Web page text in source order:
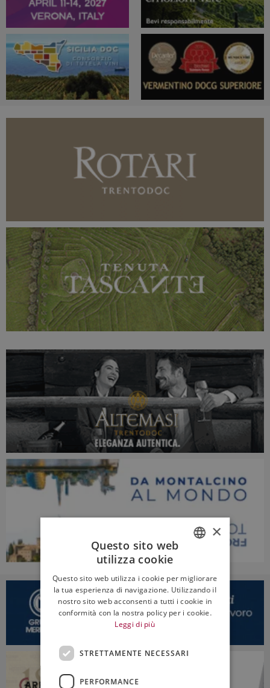
ENGLISH
×
Questo sito web
utilizza cookie
Questo sito web utilizza i cookie per migliorare
la tua esperienza di navigazione. Utilizzando il
nostro sito web acconsenti a tutti i cookie in
conformità con la nostra policy per i cookie.
Leggi di più
STRETTAMENTE NECESSARI
PERFORMANCE